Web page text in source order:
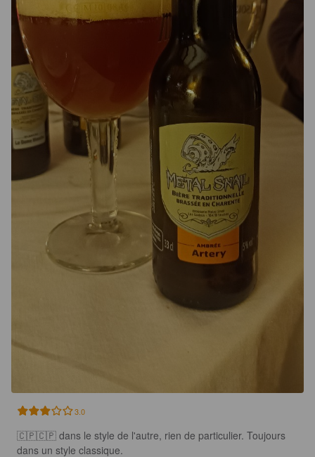
3.0
🇨🇵🇨🇵 dans le style de l'autre, rien de particulier. Toujours
dans un style classique.